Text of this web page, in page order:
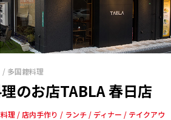
/ 多国籍料理
のお店TABLA 春日店
理 店内手作り ランチ ディナー
テイクアウ